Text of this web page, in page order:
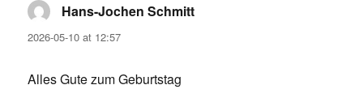
Hans-Jochen Schmitt
2026-05-10 at 12:57
Alles Gute zum Geburtstag